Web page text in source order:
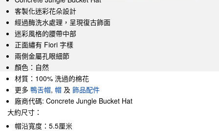
客製化迷彩花朵設計
經過酶洗水處理，呈現復古飾面
迷彩風格的腰帶中部
正面繡有 Fiori 字樣
兩側金屬孔眼細節
顏色：自然
材質：100% 洗過的棉花
更多 鴨舌帽, 帽 及 飾品配件
廠商代碼: Concrete Jungle Bucket Hat
大約尺寸：
帽沿寬度：5.5厘米